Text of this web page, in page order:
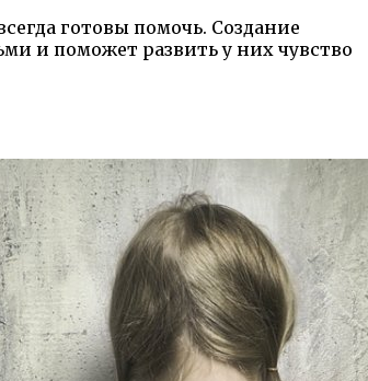
готовы помочь. Создание
и поможет развить у них чувство